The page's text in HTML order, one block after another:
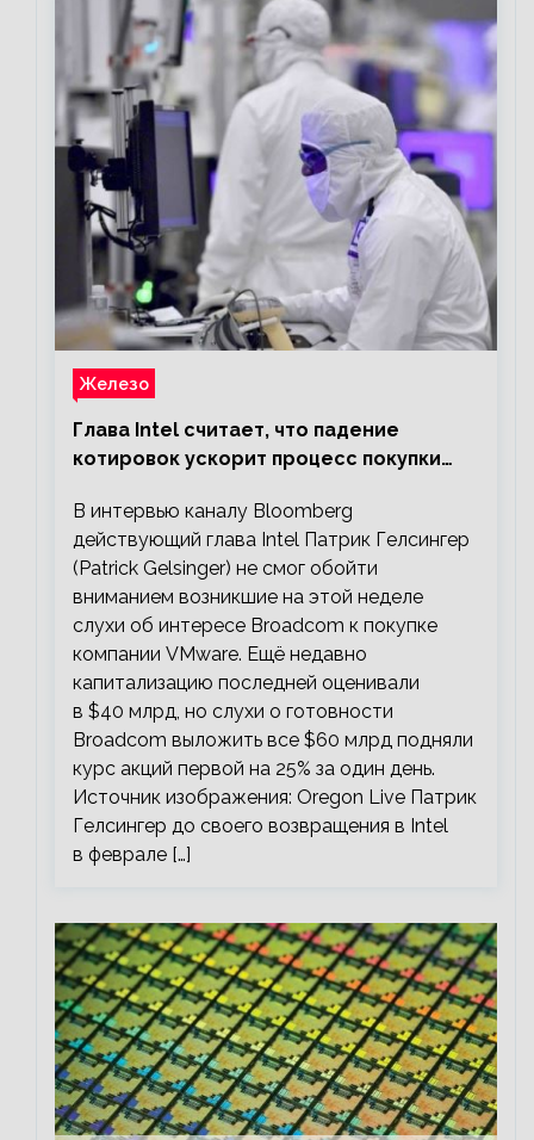
Железо
Глава Intel считает, что падение
котировок ускорит процесс покупки
В интервью каналу Bloomberg
действующий глава Intel Патрик Гелсингер
(Patrick Gelsinger) не смог обойти
вниманием возникшие на этой неделе
слухи об интересе Broadcom к покупке
компании VMware. Ещё недавно
капитализацию последней оценивали
в $40 млрд, но слухи о готовности
Broadcom выложить все $60 млрд подняли
курс акций первой на 25% за один день.
Источник изображения: Oregon Live Патрик
Гелсингер до своего возвращения в Intel
в феврале […]